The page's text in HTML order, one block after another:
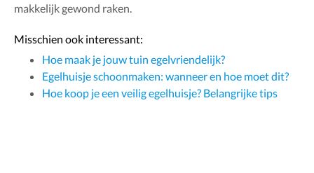
makkelijk gewond raken.
Misschien ook interessant:
Hoe maak je jouw tuin egelvriendelijk?
Egelhuisje schoonmaken: wanneer en hoe moet dit?
Hoe koop je een veilig egelhuisje? Belangrijke tips